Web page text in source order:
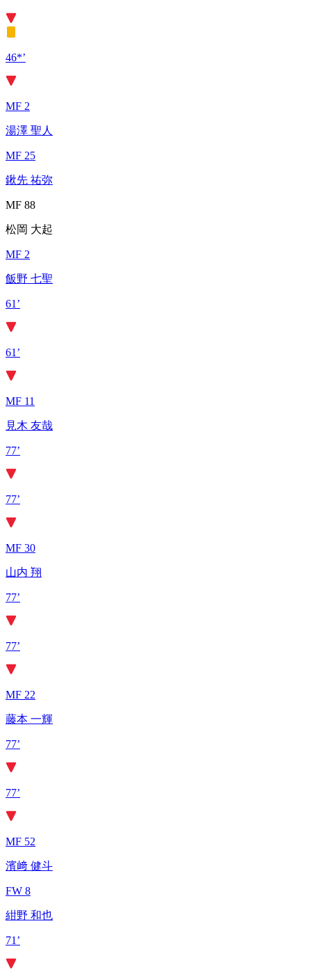
46*’
MF 2
湯澤 聖人
MF 25
鍬先 祐弥
MF 88
松岡 大起
MF 2
飯野 七聖
61’
61’
MF 11
見木 友哉
77’
77’
MF 30
山内 翔
77’
77’
MF 22
藤本 一輝
77’
77’
MF 52
濱﨑 健斗
FW 8
紺野 和也
71’